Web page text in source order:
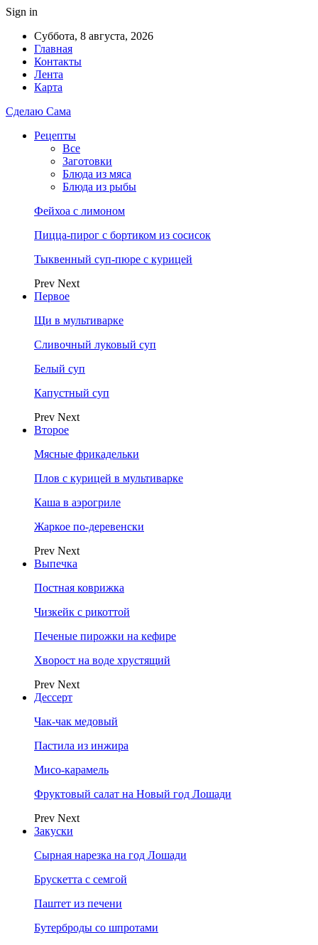
Sign in
Суббота, 8 августа, 2026
Главная
Контакты
Лента
Карта
Сделаю Сама
Рецепты
Все
Заготовки
Блюда из мяса
Блюда из рыбы
Фейхоа с лимоном
Пицца-пирог с бортиком из сосисок
Тыквенный суп-пюре с курицей
Prev Next
Первое
Щи в мультиварке
Сливочный луковый суп
Белый суп
Капустный суп
Prev Next
Второе
Мясные фрикадельки
Плов с курицей в мультиварке
Каша в аэрогриле
Жаркое по-деревенски
Prev Next
Выпечка
Постная коврижка
Чизкейк с рикоттой
Печеные пирожки на кефире
Хворост на воде хрустящий
Prev Next
Дессерт
Чак-чак медовый
Пастила из инжира
Мисо-карамель
Фруктовый салат на Новый год Лошади
Prev Next
Закуски
Сырная нарезка на год Лошади
Брускетта с семгой
Паштет из печени
Бутерброды со шпротами